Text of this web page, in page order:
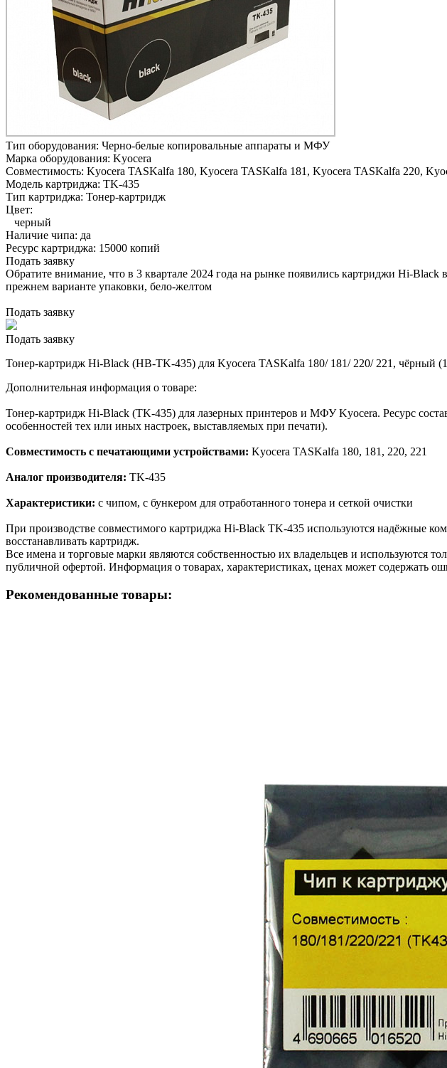
Тип оборудования: Черно-белые копировальные аппараты и МФУ
Марка оборудования: Kyocera
Совместимость: Kyocera TASKalfa 180, Kyocera TASKalfa 181, Kyocera TASKalfa 220,
Модель картриджа: TK-435
Тип картриджа: Тонер-картридж
Цвет:
черный
Наличие чипа: да
Ресурс картриджа: 15000 копий
Подать заявку
Обратите внимание, что в 3 квартале 2024 года на рынке появились картриджи Hi-
прежнем варианте упаковки, бело-желтом
Подать заявку
Подать заявку
Тонер-картридж Hi-Black (HB-TK-435) для Kyocera TASKalfa 180/ 181/ 220/ 221, чёрный
Дополнительная информация о товаре:
Тонер-картридж Hi-Black (TK-435) для лазерных принтеров и МФУ Kyocera. Ресурс
особенностей тех или иных настроек, выставляемых при печати).
Совместимость с печатающими устройствами: Kyocera TASKalfa 180, 181, 220, 221
Аналог производителя: TK-435
Характеристики: с чипом, с бункером для отработанного тонера и сеткой очистки
При производстве совместимого картриджа Hi-Black TK-435 используются надёжные
восстанавливать картридж.
Все имена и торговые марки являются собственностью их владельцев и используются
публичной офертой. Информация о товарах, характеристиках, ценах может содержать
Рекомендованные товары: